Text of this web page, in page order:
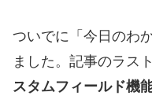
ついでに「今日のわ
ました。記事のラス
スタムフィールド機